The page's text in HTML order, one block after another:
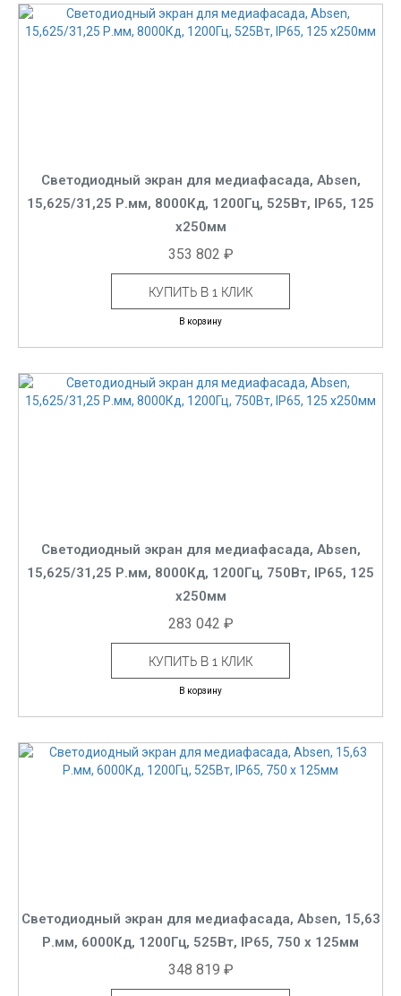
Светодиодный экран для медиафасада, Absen,
15,625/31,25 Р.мм, 8000Кд, 1200Гц, 525Вт, IP65, 125
x250мм
353 802 ₽
КУПИТЬ В 1 КЛИК
В корзину
Светодиодный экран для медиафасада, Absen,
15,625/31,25 Р.мм, 8000Кд, 1200Гц, 750Вт, IP65, 125
x250мм
283 042 ₽
КУПИТЬ В 1 КЛИК
В корзину
Светодиодный экран для медиафасада, Absen, 15,63
Р.мм, 6000Кд, 1200Гц, 525Вт, IP65, 750 x 125мм
348 819 ₽